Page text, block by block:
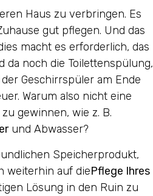
Haus zu verbringen. Es
gut pflegen. Und das
macht es erforderlich, das
da noch die Toilettenspülung,
Geschirrspüler am Ende
Warum also nicht eine
gewinnen, wie z. B.
und Abwasser?
Speicherprodukt,
weiterhin auf diePflege Ihres
Lösung in den Ruin zu